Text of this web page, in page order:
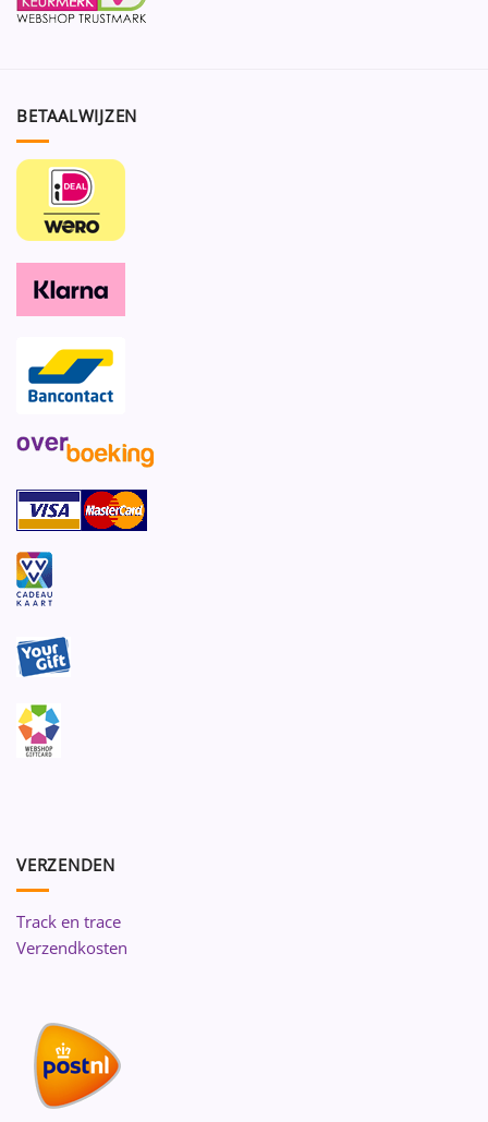
BETAALWIJZEN
VERZENDEN
Track en trace
Verzendkosten